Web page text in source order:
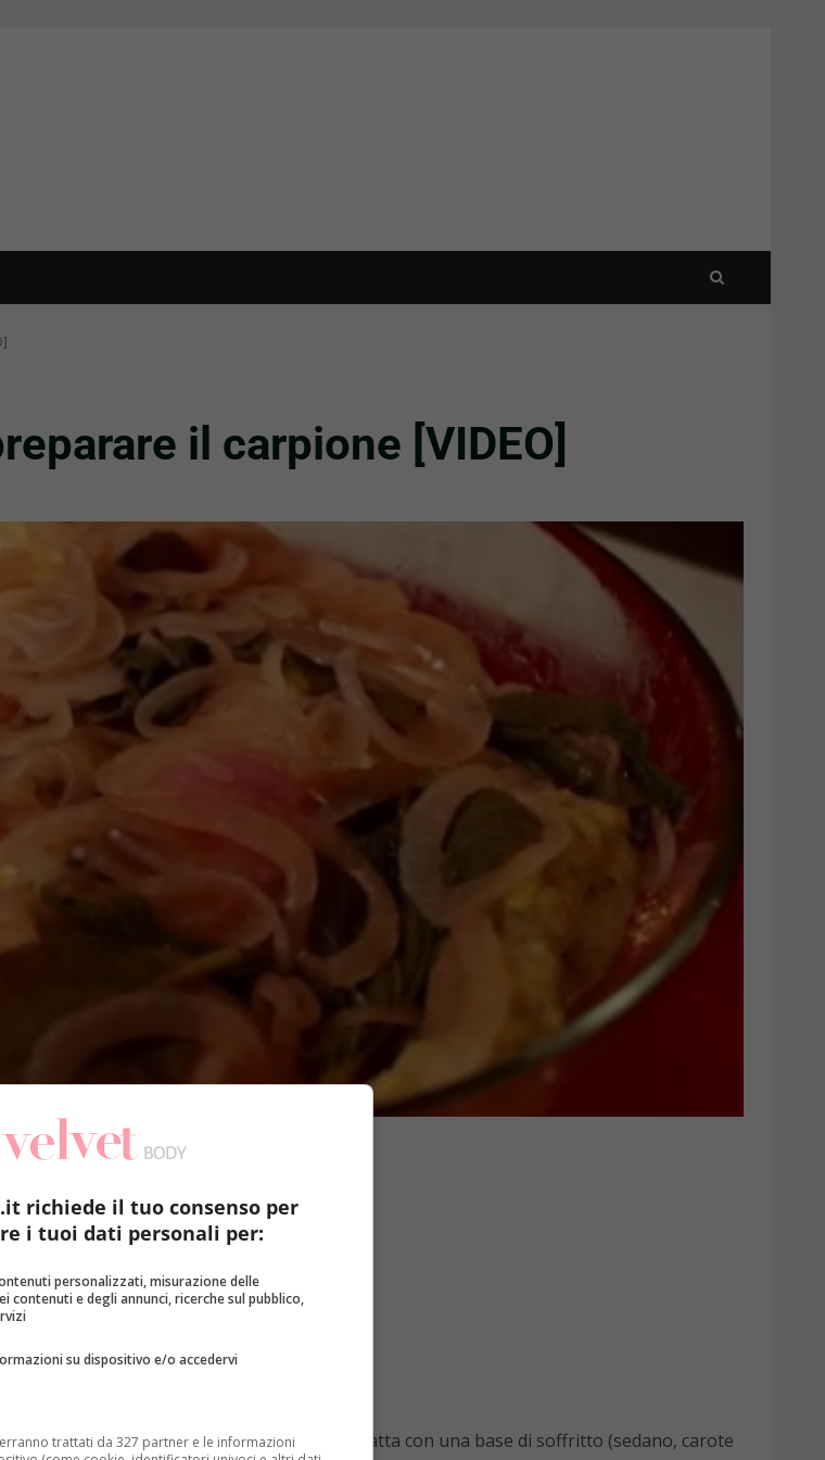
il carpione [VIDEO]
di carne, pesce e verdure. Solitamente è fatta con una base di soffritto (sedano, carote
richiede il tuo consenso per
i tuoi dati personali per:
personalizzati, misurazione delle
contenuti e degli annunci, ricerche sul pubblico,
su dispositivo e/o accedervi
trattati da 327 partner e le informazioni